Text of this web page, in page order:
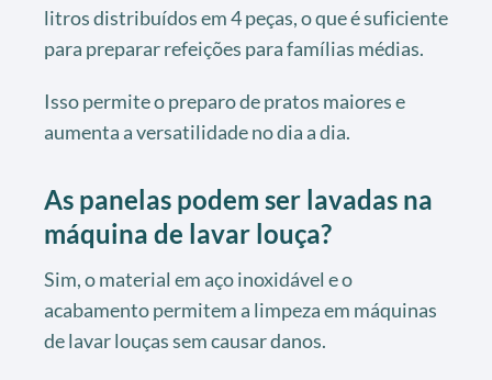
litros distribuídos em 4 peças, o que é suficiente
para preparar refeições para famílias médias.
Isso permite o preparo de pratos maiores e
aumenta a versatilidade no dia a dia.
As panelas podem ser lavadas na
máquina de lavar louça?
Sim, o material em aço inoxidável e o
acabamento permitem a limpeza em máquinas
de lavar louças sem causar danos.